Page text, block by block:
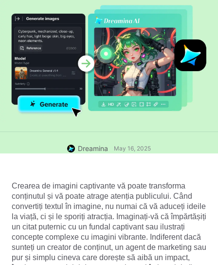
Dreamina May 16, 2025
Crearea de imagini captivante vă poate transforma
conținutul și vă poate atrage atenția publicului. Când
convertiți textul în imagine, nu numai că vă aduceți ideile
la viață, ci și le sporiți atracția. Imaginați-vă că împărtășiți
un citat puternic cu un fundal captivant sau ilustrați
concepte complexe cu imagini vibrante. Indiferent dacă
sunteți un creator de conținut, un agent de marketing sau
pur și simplu cineva care dorește să aibă un impact,